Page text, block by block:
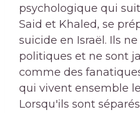
psychologique qui
Said et Khaled, se
suicide en Israël. Ils
politiques et ne sont
comme des
qui vivent ensemble
Lorsqu'ils sont